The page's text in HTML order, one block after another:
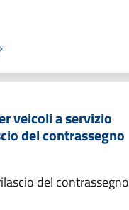
veicoli a servizio
del contrassegno
del contrassegno